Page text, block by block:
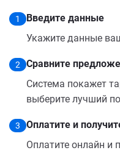
1
Введите данные
Укажите данные
2
Сравните
Система покажет
выберите лучший
3
Оплатите и
Оплатите онлайн и